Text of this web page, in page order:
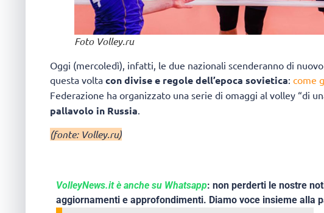
Foto Volley.ru
Oggi (mercoledì), infatti, le due nazionali scenderanno di
questa volta con divise e regole dell’epoca sovietica: come
Federazione ha organizzato una serie di omaggi al volley “di
pallavolo in Russia
(fonte: Volley.ru)
VolleyNews.it è anche su Whatsapp: non perderti le nostre
aggiornamenti e approfondimenti. Diamo voce insieme alla